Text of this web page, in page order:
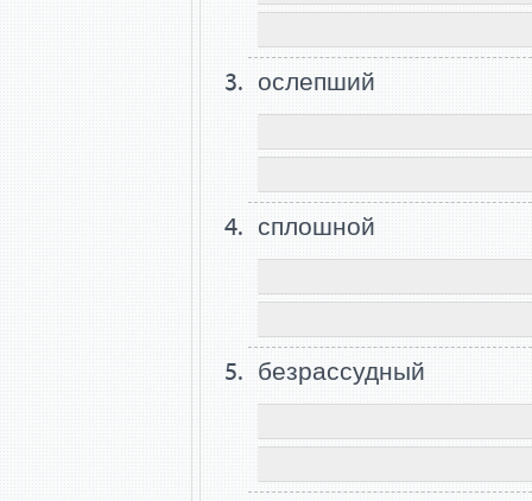
ослепший
сплошной
безрассудный